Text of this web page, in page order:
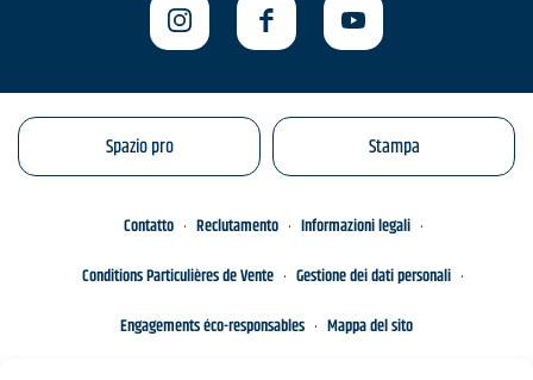
Spazio pro Stampa
Contatto Reclutamento
Informazioni legali
Conditions Particulières de Vente
Gestione dei dati personali
Engagements éco-responsables
Mappa del sito